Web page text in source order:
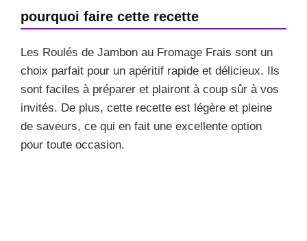
pourquoi faire cette recette
Les Roulés de Jambon au Fromage Frais sont un
choix parfait pour un apéritif rapide et délicieux. Ils
sont faciles à préparer et plairont à coup sûr à vos
invités. De plus, cette recette est légère et pleine
de saveurs, ce qui en fait une excellente option
pour toute occasion.